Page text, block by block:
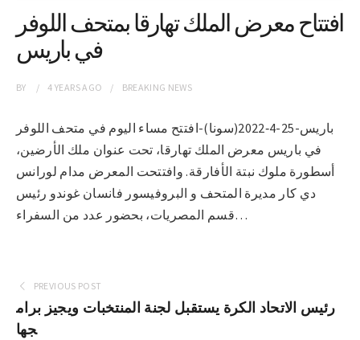
افتتاح معرض الملك تهارقا بمتحف اللوفر
في باريس
BY 4 YEARSAGO BREAKING NEWS
باريس-25-4‐2022(سونا)-افتتح مساء اليوم في متحف اللوفر
في باريس معرض الملك تهارقا، تحت عنوان ملك الأرضين،
أسطورة ملوك نبتة الأفارقة. وافتتحت المعرض مدام لورانس
دي كار مديرة المتحف و البروفيسور فانسان غوندو رئيس
قسم المصريات، بحضور عدد من السفراء…
PREVIOUS POST
رئيس الاتحاد الكرة يستقبل لجنة المنتخبات ويجيز برام
جها